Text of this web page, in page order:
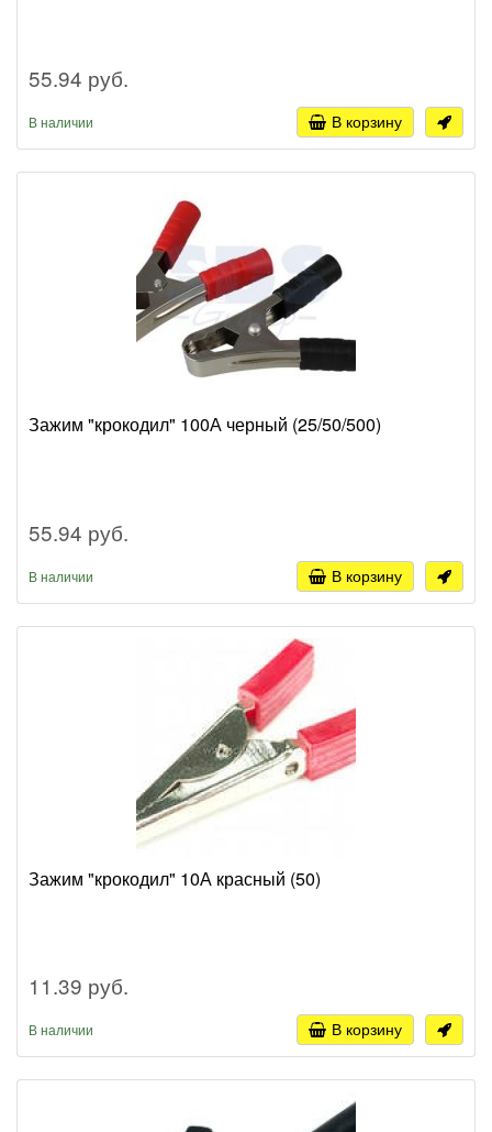
55.94 руб.
В наличии В корзину
Зажим "крокодил" 100А черный (25/50/500)
55.94 руб.
В наличии В корзину
Зажим "крокодил" 10А красный (50)
11.39 руб.
В наличии В корзину